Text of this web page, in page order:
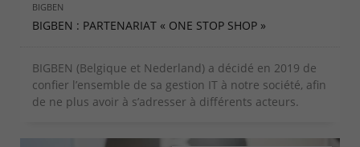
BIGBEN
BIGBEN : PARTENARIAT « ONE STOP SHOP »
BIGBEN (Belgique et Nederland) a décidé en 2019 de
confier l’ensemble de sa gestion IT à notre société, afin
de ne plus avoir à s’adresser à différents acteurs.